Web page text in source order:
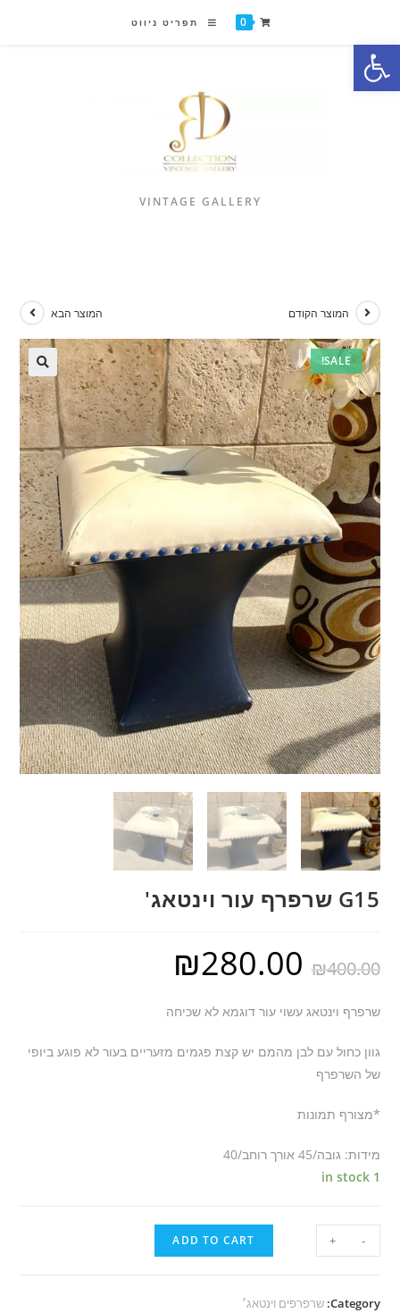
פתח סרגל נגישות
0 תפריט ניווט
VINTAGE GALLERY
SALE!
המוצר הקודם המוצר הבא
G15 שרפרף עור וינטאג'
₪400.00
₪280.00
שרפרף וינטאג עשוי עור דוגמא לא שכיחה
גוון כחול עם לבן מהמם יש קצת פגמים מזעריים בעור לא פוגע ביופי
של השרפרף
*מצורף תמונות
מידות: גובה/45 אורך רוחב/40
1 in stock
-
+
ADD TO CART
Category: שרפרפים וינטאג׳